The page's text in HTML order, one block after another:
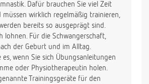
kann dieser Druck kommen. Es ist
im Alltag, da ich das Gefühl
fällt gleich heraus? Was kann ich
hat mir ihren
geliehen, den
eher als unangenehm.
Dafür brauchen Sie viel Zeit
müssen wirklich regelmäßig trainieren,
bereits so ausgeprägt sind.
lohnen. Für die Schwangerschaft,
der Geburt und im Alltag.
wenn Sie sich Übungsanleitungen
oder Physiotherapeutin holen.
Trainingsgeräte für den